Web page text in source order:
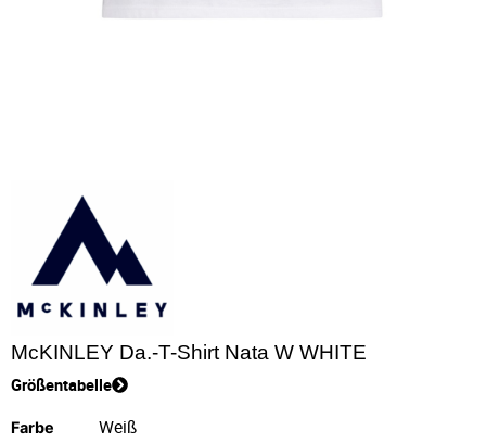
McKINLEY Da.-T-Shirt Nata W WHITE
Größentabelle
Farbe